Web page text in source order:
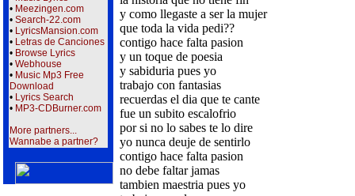
• Meezingen.com
• Search-22.com
• LyricsMansion.com
• Letras de Canciones
• Browse Lyrics
• Webhouse
• Music Mp3 Free
Download
• Lyrics Search
• MP3-CDBurner.com
More partners...
Wannabe a partner?
y como llegaste a ser la mujer
que toda la vida pedi??
contigo hace falta pasion
y un toque de poesia
y sabiduria pues yo
trabajo con fantasias
recuerdas el dia que te cante
fue un subito escalofrio
por si no lo sabes te lo dire
yo nunca deuje de sentirlo
contigo hace falta pasion
no debe faltar jamas
tambien maestria pues yo